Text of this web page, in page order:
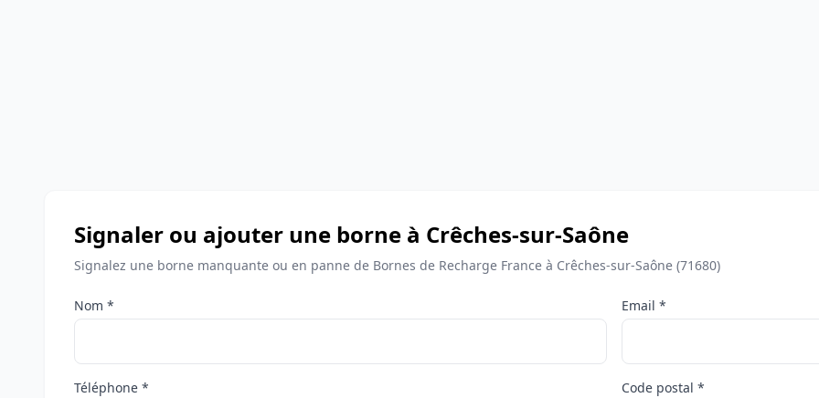
Signaler ou ajouter une borne à Crêches-sur-Saône
Signalez une borne manquante ou en panne de Bornes de Recharge France à Crêches-sur-Saône (71680)
Nom * Email *
Téléphone * Code postal *